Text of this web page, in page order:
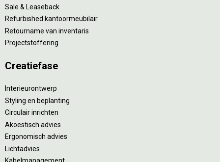
Sale & Leaseback
Refurbished kantoormeubilair
Retourname van inventaris
Projectstoffering
Creatiefase
Interieurontwerp
Styling en beplanting
Circulair inrichten
Akoestisch advies
Ergonomisch advies
Lichtadvies